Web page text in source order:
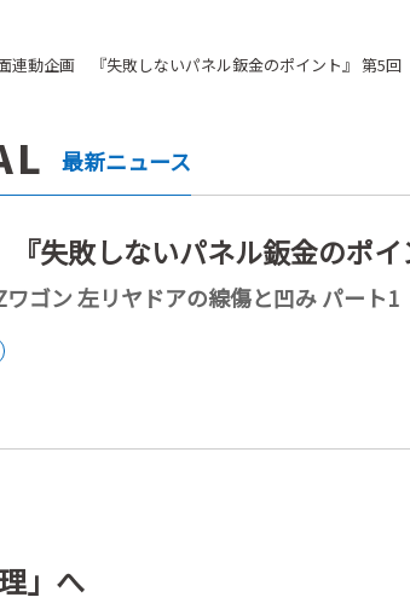
連動企画 『失敗しないパネル鈑金のポイント』 第5回
最新ニュース
失敗しないパネル鈑金のポイ
ン 左リヤドアの線傷と凹み パート1
」へ